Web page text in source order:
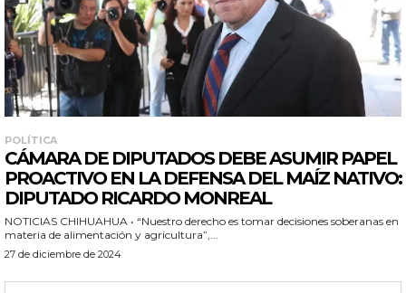
POLÍTICA
CÁMARA DE DIPUTADOS DEBE ASUMIR PAPEL
PROACTIVO EN LA DEFENSA DEL MAÍZ NATIVO:
DIPUTADO RICARDO MONREAL
NOTICIAS CHIHUAHUA • “Nuestro derecho es tomar decisiones soberanas en
materia de alimentación y agricultura”,...
27 de diciembre de 2024